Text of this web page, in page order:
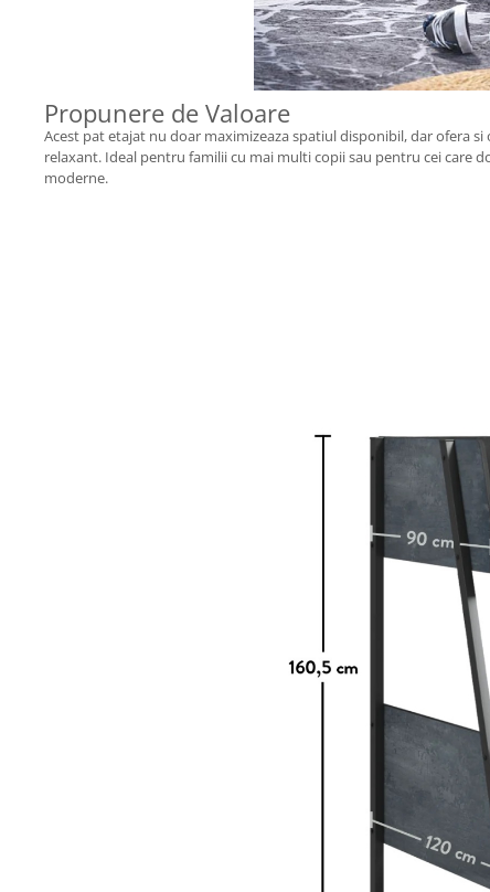
Propunere de Valoare
Acest pat etajat nu doar maximizeaza spatiul disponibil, dar ofera
relaxant. Ideal pentru familii cu mai multi copii sau pentru cei care
moderne.